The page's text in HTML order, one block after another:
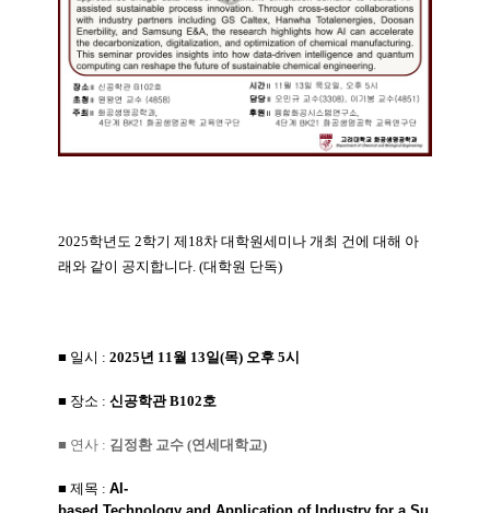
2025학년도 2학기 제18차 대학원세미나 개최 건에 대해 아
래와 같이 공지합니다. (대학원 단독)
■ 일시 : 2025년 11월 13일(목) 오후 5시
■ 장소 : 신공학관 B102호
■ 연사 : 김정환 교수 (연세대학교)
■ 제목 : AI-